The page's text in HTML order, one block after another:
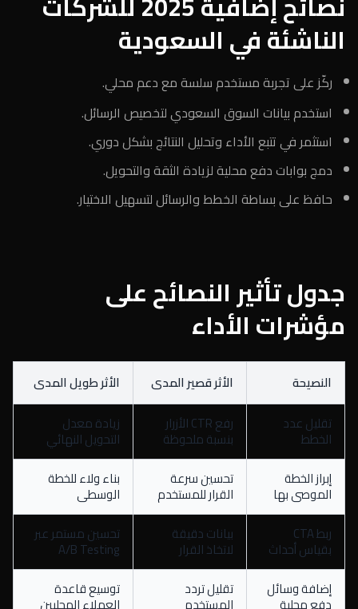
الناشئة في السعودية
ركّز على تجربة مستخدم سلسة مع دعم محلي.
استخدم بيانات السوق السعودي لتخصيص الرسائل.
استثمر في تتبع الأداء وتحليل النتائج بشكل دوري.
دمج بوابات دفع محلية لزيادة الثقة والتحويل.
حافظ على بساطة الخطط والرسائل لتسهيل الاختيار.
جدول تأثير النصائح على
مؤشرات الأداء
النصيحة الأثر قصير المدى
الأثر طويل المدى
تقليل عدد
الخطط
رفع CTR الأزرار
بنسبة ملحوظة
زيادة معدل
التحويل النهائي
إبراز الخطة
الموصى بها
تحسين سرعة
القرار للمستخدم
بناء ولاء للخطة
الوسطى
ربط CTA
بقياس أحداث
بيانات دقيقة
لاتخاذ القرار
تحسين مستمر عبر
A/B Testing
إضافة وسائل
تقليل تردد توسيع قاعدة